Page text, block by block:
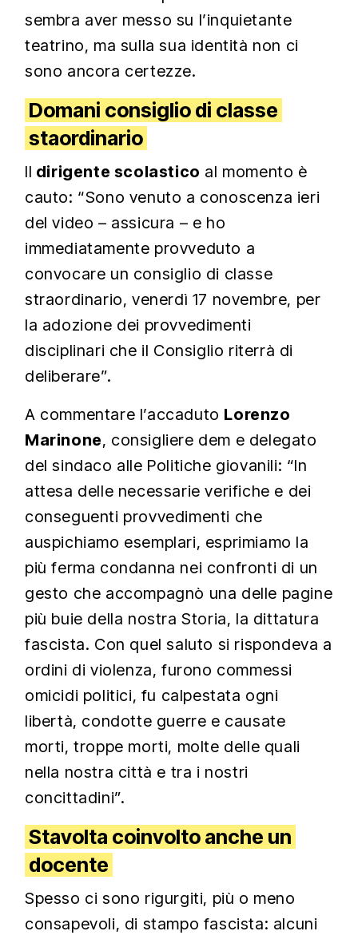
sembra aver messo su l’inquietante
teatrino, ma sulla sua identità non ci
sono ancora certezze.
Domani consiglio di classe
staordinario
Il dirigente scolastico al momento è
cauto: “Sono venuto a conoscenza ieri
del video – assicura – e ho
immediatamente provveduto a
convocare un consiglio di classe
straordinario, venerdì 17 novembre, per
la adozione dei provvedimenti
disciplinari che il Consiglio riterrà di
deliberare”.
A commentare l’accaduto Lorenzo
Marinone, consigliere dem e delegato
del sindaco alle Politiche giovanili: “In
attesa delle necessarie verifiche e dei
conseguenti provvedimenti che
auspichiamo esemplari, esprimiamo la
più ferma condanna nei confronti di un
gesto che accompagnò una delle pagine
più buie della nostra Storia, la dittatura
fascista. Con quel saluto si rispondeva a
ordini di violenza, furono commessi
omicidi politici, fu calpestata ogni
libertà, condotte guerre e causate
morti, troppe morti, molte delle quali
nella nostra città e tra i nostri
concittadini”.
Stavolta coinvolto anche un
docente
Spesso ci sono rigurgiti, più o meno
consapevoli, di stampo fascista: alcuni